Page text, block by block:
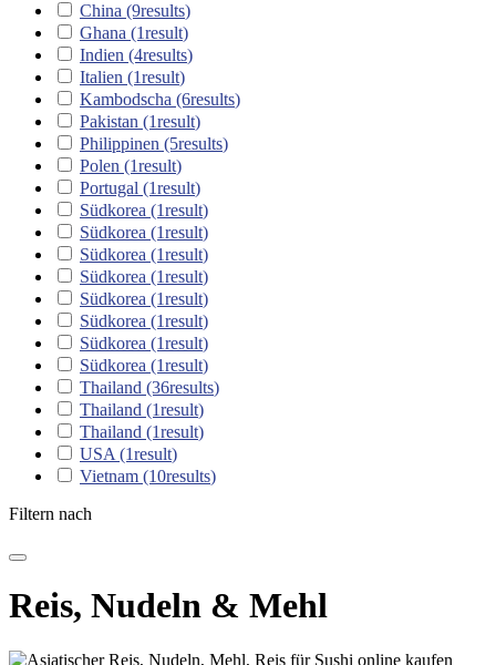
China (9results)
Ghana (1result)
Indien (4results)
Italien (1result)
Kambodscha (6results)
Pakistan (1result)
Philippinen (5results)
Polen (1result)
Portugal (1result)
Südkorea (1result)
Südkorea (1result)
Südkorea (1result)
Südkorea (1result)
Südkorea (1result)
Südkorea (1result)
Südkorea (1result)
Südkorea (1result)
Thailand (36results)
Thailand (1result)
Thailand (1result)
USA (1result)
Vietnam (10results)
Filtern nach
Reis, Nudeln & Mehl